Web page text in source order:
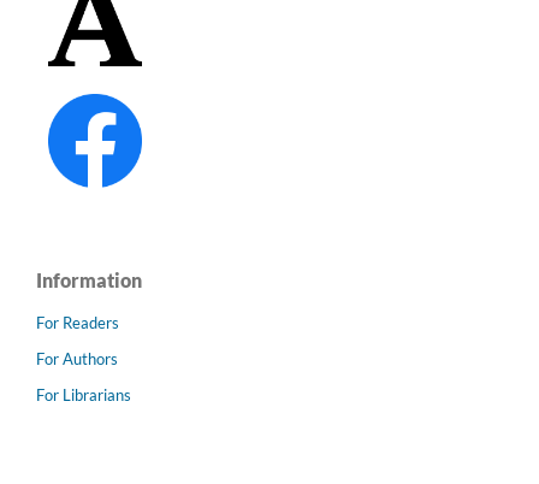
Information
For Readers
For Authors
For Librarians